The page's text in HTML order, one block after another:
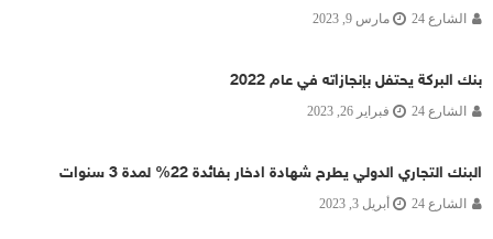
الشارع 24 مارس 9, 2023
بنك البركة يحتفل بإنجازاته في عام 2022
الشارع 24 فبراير 26, 2023
البنك التجاري الدولي يطرح شهادة ادخار بفائدة 22% لمدة 3 سنوات
الشارع 24 أبريل 3, 2023